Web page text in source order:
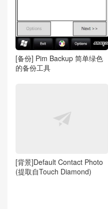
[备份] Pim Backup 简单绿色
的备份工具
[背景]Default Contact Photo
(提取自Touch Diamond)